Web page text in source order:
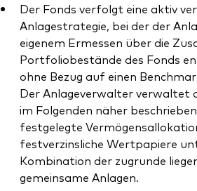
Der Fonds verfolgt eine aktiv
Anlagestrategie, bei der der
eigenem Ermessen über die
Portfoliobestände des Fonds
ohne Bezug auf einen
Der Anlageverwalter verwaltet
im Folgenden näher
festgelegte
festverzinsliche Wertpapiere
Kombination der zugrunde
gemeinsame Anlagen.